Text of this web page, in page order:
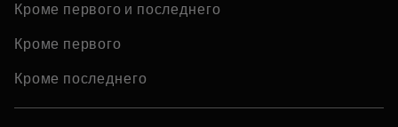
Кроме первого и последнего
Кроме первого
Кроме последнего